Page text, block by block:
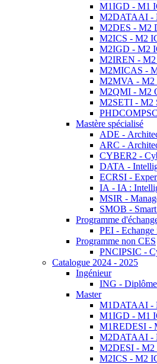
M1IGD - M1
M2DATAAI -
M2DES - M2
M2ICS - M2
M2IGD - M2
M2IREN - M2
M2MICAS -
M2MVA - M2
M2QMI - M2
M2SETI - M2
Mastère spécialisé
ADE -
ARC -
CYBER2 -
DATA -
ECRSI -
IA - IA :
MSIR -
SMOB -
Programme
PEI -
Programme non CES
PNCIPSIC -
Catalogue 2024 - 2025
Ingénieur
ING -
Master
M1DATAAI -
M1IGD - M1
M1REDESI -
M2DATAAI -
M2DESI - M2
M2ICS - M2